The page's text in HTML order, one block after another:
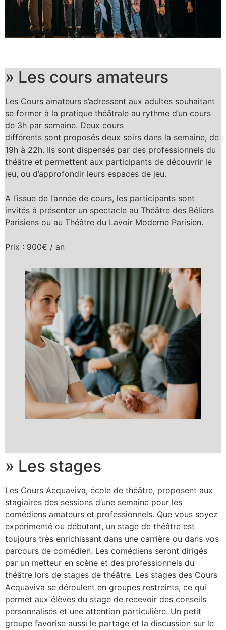
» Les cours amateurs
Les Cours amateurs s’adressent aux adultes souhaitant
se former à la pratique théâtrale au rythme d’un cours
de 3h par semaine. Deux cours
différents sont proposés deux soirs dans la semaine, de
19h à 22h. Ils sont dispensés par des professionnels du
théâtre et permettent aux participants de découvrir le
jeu, ou d’approfondir leurs espaces de jeu.
A l’issue de l’année de cours, les participants sont
invités à présenter un spectacle au Théâtre des Béliers
Parisiens ou au Théâtre du Lavoir Moderne Parisien.
Prix : 900€ / an
» Les stages
Les Cours Acquaviva, école de théâtre, proposent aux
stagiaires des sessions d’une semaine pour les
comédiens amateurs et professionnels. Que vous soyez
expérimenté ou débutant, un stage de théâtre est
toujours très enrichissant dans une carrière ou dans vos
parcours de comédien. Les comédiens seront dirigés
par un metteur en scène et des professionnels du
théâtre lors de stages de théâtre. Les stages des Cours
Acquaviva se déroulent en groupes restreints, ce qui
permet aux élèves du stage de recevoir des conseils
personnalisés et une attention particulière. Un petit
groupe favorise aussi le partage et la discussion sur le